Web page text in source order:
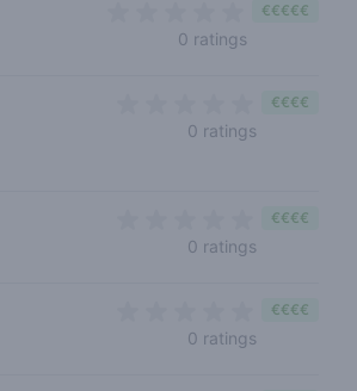
0 ratings
€€€€€
0 ratings
€€€€
0 ratings
€€€€
0 ratings
€€€€